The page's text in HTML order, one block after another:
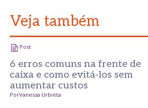
Veja também
Post
6 erros comuns na frente de
caixa e como evitá-los sem
aumentar custos
PorVanessa Urbieta